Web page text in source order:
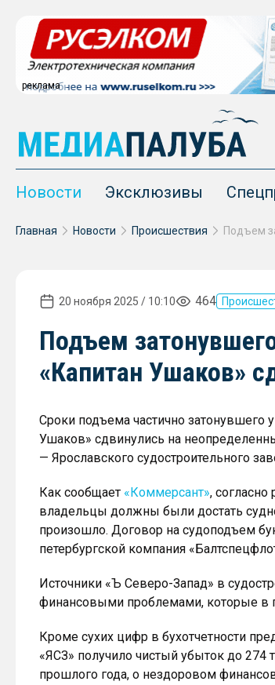
реклама
Новости Эксклюзивы
Главная Новости Происшествия
20 ноября 2025 / 10:10 464
Подъем
«Капитан Ушаков»
Сроки подъема частично затонувшего
Ушаков» сдвинулись на
— Ярославского судостроительного
Как сообщает «Коммерсант»,
владельцы должны были достать
произошло. Договор на судоподъем
петербургской компания
Источники «Ъ Северо-Запад» в
финансовыми проблемами, которые в
Кроме сухих цифр в бухотчетности
«ЯСЗ» получило чистый убыток до 274
прошлого года, о нездоровом